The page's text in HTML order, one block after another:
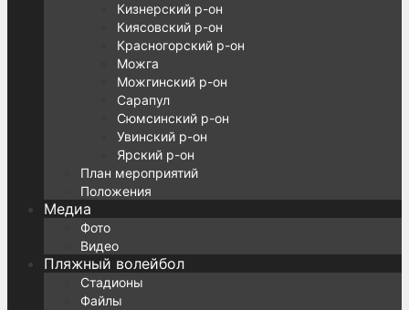
Кизнерский р-он
Киясовский р-он
Красногорский р-он
Можга
Можгинский р-он
Сарапул
Сюмсинский р-он
Увинский р-он
Ярский р-он
План мероприятий
Положения
Медиа
Фото
Видео
Пляжный волейбол
Стадионы
Файлы